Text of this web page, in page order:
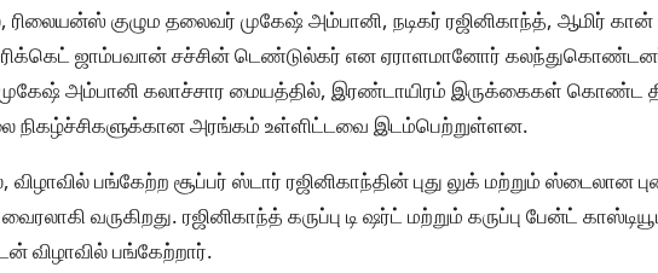
ரிலையன்ஸ் குழும தலைவர் முகேஷ் அம்பானி, நடிகர் ரஜினிகாந்த், ஆமிர் கான்
ஜாம்பவான் சச்சின் டெண்டுல்கர் என ஏராளமானோர்
அம்பானி கலாச்சார மையத்தில், இரண்டாயிரம் இருக்கைகள் கொண்ட
நிகழ்ச்சிகளுக்கான அரங்கம் உள்ளிட்டவை இடம்பெற்றுள்ளன.
விழாவில் பங்கேற்ற சூப்பர் ஸ்டார் ரஜினிகாந்தின் புது லுக் மற்றும் ஸ்டைலான
வருகிறது. ரஜினிகாந்த் கருப்பு டி ஷர்ட் மற்றும் கருப்பு பேன்ட்
விழாவில் பங்கேற்றார்.